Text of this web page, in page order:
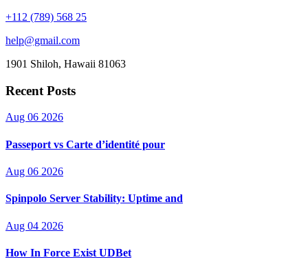
+112 (789) 568 25
help@gmail.com
1901 Shiloh, Hawaii 81063
Recent Posts
Aug 06 2026
Passeport vs Carte d’identité pour
Aug 06 2026
Spinpolo Server Stability: Uptime and
Aug 04 2026
How In Force Exist UDBet